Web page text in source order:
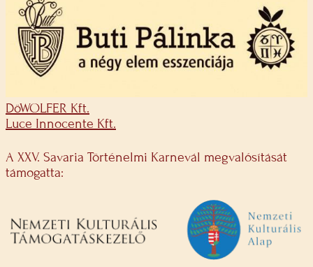
DöWOLFER Kft.
Luce Innocente Kft.
A XXV. Savaria Történelmi Karnevál megvalósítását
támogatta: